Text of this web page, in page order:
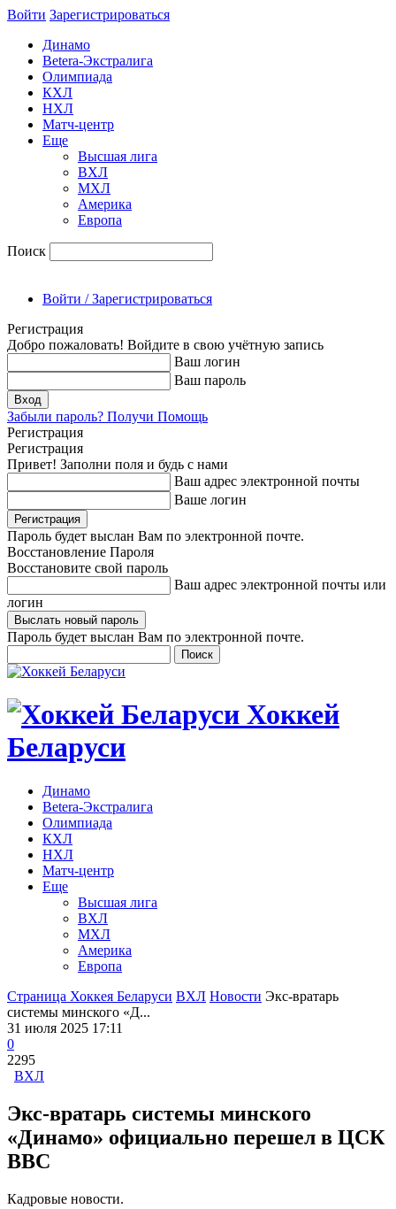
Войти Зарегиcтрироваться
Динамо
Betera-Экстралига
Олимпиада
КХЛ
НХЛ
Матч-центр
Еще
Высшая лига
ВХЛ
МХЛ
Америка
Европа
Поиск
Войти / Зарегистрироваться
Регистрация
Добро пожаловать! Войдите в свою учётную запись
Ваш логин
Ваш пароль
Забыли пароль? Получи Помощь
Регистрация
Регистрация
Привет! Заполни поля и будь с нами
Ваш адрес электронной почты
Ваше логин
Пароль будет выслан Вам по электронной почте.
Восстановление Пароля
Восстановите свой пароль
Ваш адрес электронной почты или
логин
Пароль будет выслан Вам по электронной почте.
Хоккей
Беларуси
Динамо
Betera-Экстралига
Олимпиада
КХЛ
НХЛ
Матч-центр
Еще
Высшая лига
ВХЛ
МХЛ
Америка
Европа
Страница Хоккея Беларуси ВХЛ Новости Экс-вратарь
системы минского «Д...
31 июля 2025 17:11
0
2295
ВХЛ
Экс-вратарь системы минского
«Динамо» официально перешел в ЦСК
ВВС
Кадровые новости.